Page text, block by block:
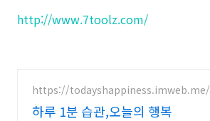
http://www.7toolz.com/
https://todayshappiness.imweb.me/
하루 1분 습관,오늘의 행복